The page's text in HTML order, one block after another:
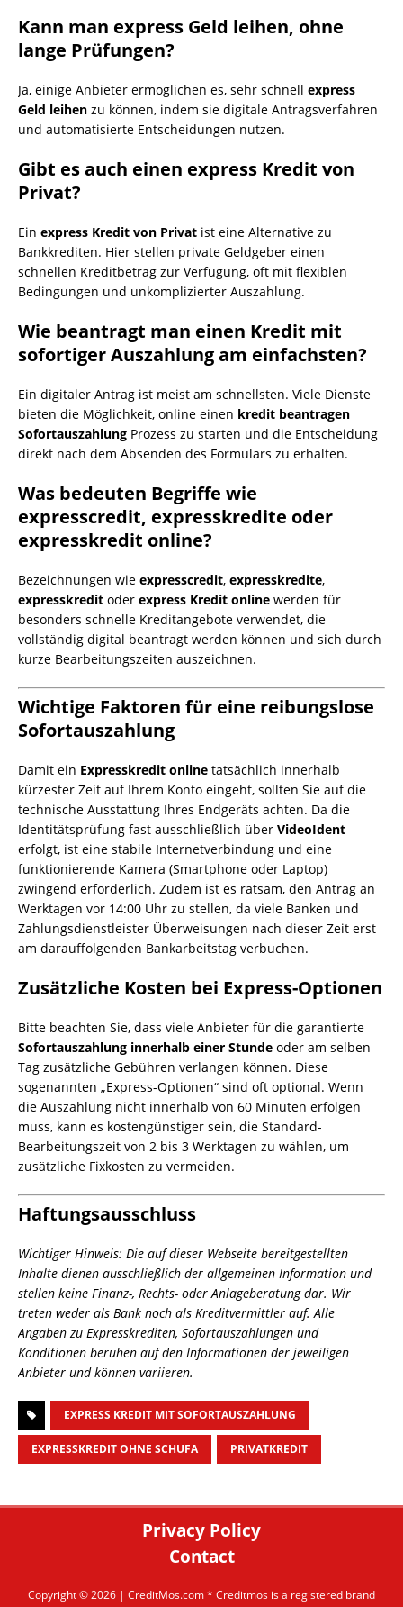
Kann man express Geld leihen, ohne
lange Prüfungen?
Ja, einige Anbieter ermöglichen es, sehr schnell express
Geld leihen zu können, indem sie digitale Antragsverfahren
und automatisierte Entscheidungen nutzen.
Gibt es auch einen express Kredit von
Privat?
Ein express Kredit von Privat ist eine Alternative zu
Bankkrediten. Hier stellen private Geldgeber einen
schnellen Kreditbetrag zur Verfügung, oft mit flexiblen
Bedingungen und unkomplizierter Auszahlung.
Wie beantragt man einen Kredit mit
sofortiger Auszahlung am einfachsten?
Ein digitaler Antrag ist meist am schnellsten. Viele Dienste
bieten die Möglichkeit, online einen kredit beantragen
Sofortauszahlung Prozess zu starten und die Entscheidung
direkt nach dem Absenden des Formulars zu erhalten.
Was bedeuten Begriffe wie
expresscredit, expresskredite oder
expresskredit online?
Bezeichnungen wie expresscredit, expresskredite,
expresskredit oder express Kredit online werden für
besonders schnelle Kreditangebote verwendet, die
vollständig digital beantragt werden können und sich durch
kurze Bearbeitungszeiten auszeichnen.
Wichtige Faktoren für eine reibungslose
Sofortauszahlung
Damit ein Expresskredit online tatsächlich innerhalb
kürzester Zeit auf Ihrem Konto eingeht, sollten Sie auf die
technische Ausstattung Ihres Endgeräts achten. Da die
Identitätsprüfung fast ausschließlich über VideoIdent
erfolgt, ist eine stabile Internetverbindung und eine
funktionierende Kamera (Smartphone oder Laptop)
zwingend erforderlich. Zudem ist es ratsam, den Antrag an
Werktagen vor 14:00 Uhr zu stellen, da viele Banken und
Zahlungsdienstleister Überweisungen nach dieser Zeit erst
am darauffolgenden Bankarbeitstag verbuchen.
Zusätzliche Kosten bei Express-Optionen
Bitte beachten Sie, dass viele Anbieter für die garantierte
Sofortauszahlung innerhalb einer Stunde oder am selben
Tag zusätzliche Gebühren verlangen können. Diese
sogenannten „Express-Optionen“ sind oft optional. Wenn
die Auszahlung nicht innerhalb von 60 Minuten erfolgen
muss, kann es kostengünstiger sein, die Standard-
Bearbeitungszeit von 2 bis 3 Werktagen zu wählen, um
zusätzliche Fixkosten zu vermeiden.
Haftungsausschluss
Wichtiger Hinweis: Die auf dieser Webseite bereitgestellten
Inhalte dienen ausschließlich der allgemeinen Information und
stellen keine Finanz-, Rechts- oder Anlageberatung dar. Wir
treten weder als Bank noch als Kreditvermittler auf. Alle
Angaben zu Expresskrediten, Sofortauszahlungen und
Konditionen beruhen auf den Informationen der jeweiligen
Anbieter und können variieren.
EXPRESS KREDIT MIT SOFORTAUSZAHLUNG
EXPRESSKREDIT OHNE SCHUFA PRIVATKREDIT
Privacy Policy
Contact
Copyright © 2026 | CreditMos.com* Creditmos is a registered brand